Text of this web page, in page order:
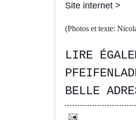
Site internet >
(Photos et texte:
LIRE
BELLE